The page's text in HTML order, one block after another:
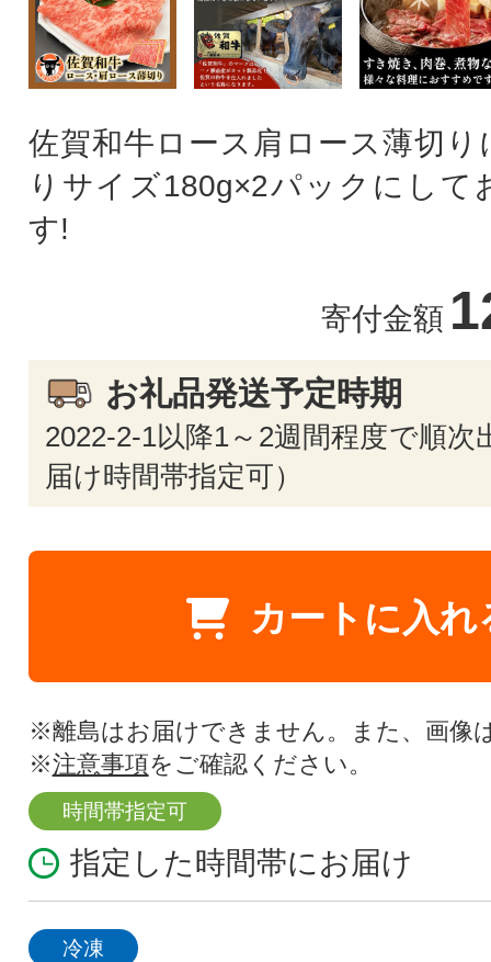
佐賀和牛ロース肩ロース薄切り
りサイズ180g×2パックにして
す!
寄付金額
お礼品発送予定時期
2022-2-1以降1～2週間程度で順次
届け時間帯指定可）
カートに入れ
※離島はお届けできません。また、画像
※注意事項をご確認ください。
時間帯指定可
指定した時間帯にお届け
冷凍